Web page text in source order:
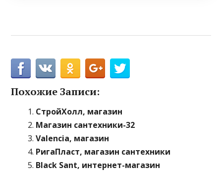
Похожие Записи:
СтройХолл, магазин
Магазин сантехники-32
Valencia, магазин
РигаПласт, магазин сантехники
Black Sant, интернет-магазин